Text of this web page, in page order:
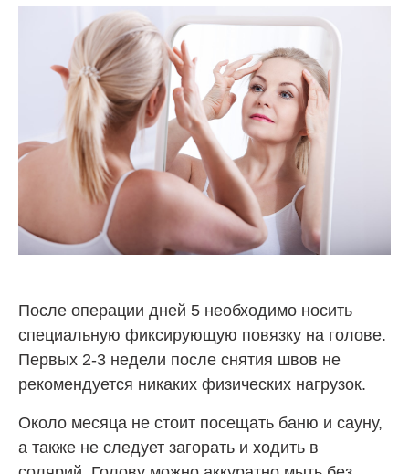
После операции дней 5 необходимо носить
специальную фиксирующую повязку на голове.
Первых 2-3 недели после снятия швов не
рекомендуется никаких физических нагрузок.
Около месяца не стоит посещать баню и сауну,
а также не следует загорать и ходить в